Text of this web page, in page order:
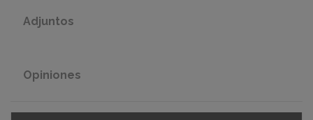
Adjuntos
Opiniones